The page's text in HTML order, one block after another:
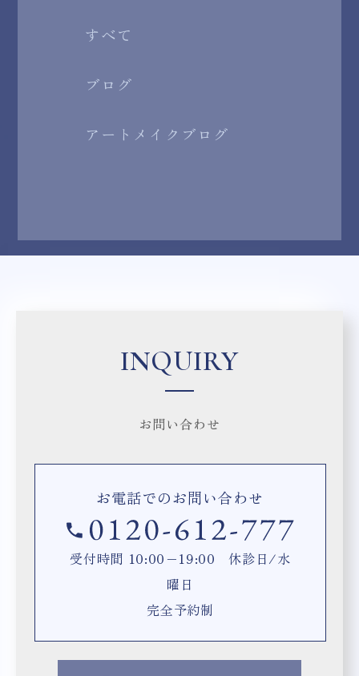
すべて
ブログ
アートメイクブログ
INQUIRY
お問い合わせ
お電話でのお問い合わせ
受付時間 10:00−19:00 休診日/水
曜日
完全予約制